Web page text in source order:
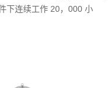
下连续工作 20，000 小